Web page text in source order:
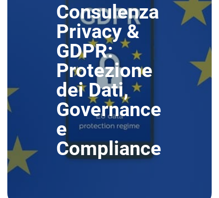
Consulenza
Privacy &
GDPR:
Protezione
dei Dati,
Governance
e
Compliance